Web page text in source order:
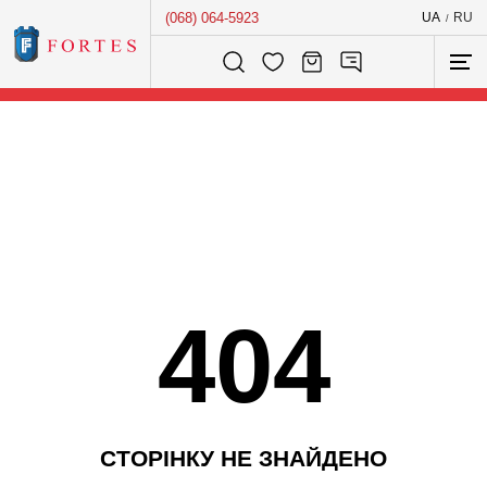
(068) 064-5923 UA / RU
Розумний пошук...
404
СТОРІНКУ НЕ ЗНАЙДЕНО